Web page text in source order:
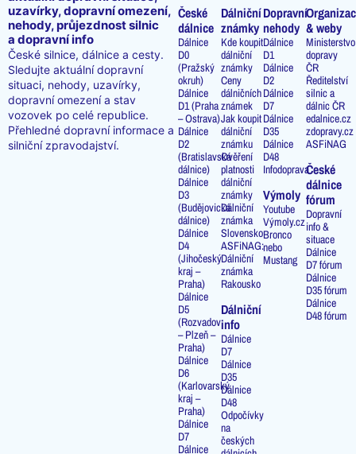
uzavírky, dopravní omezení,
nehody, průjezdnost silnic
a dopravní info
České silnice, dálnice a cesty.
Sledujte aktuální dopravní
situaci, nehody, uzavírky,
dopravní omezení a stav
vozovek po celé republice.
Přehledné dopravní informace a
silniční zpravodajství.
České
dálnice
Dálnice
D0
(Pražský
okruh)
Dálnice
D1 (Praha
– Ostrava)
Dálnice
D2
(Bratislavská
dálnice)
Dálnice
D3
(Budějovická
dálnice)
Dálnice
D4
(Jihočeský
kraj –
Praha)
Dálnice
D5
(Rozvadov
– Plzeň –
Praha)
Dálnice
D6
(Karlovarský
kraj –
Praha)
Dálnice
D7
Dálnice
Dálniční
známky
Kde koupit
dálniční
známky
Ceny
dálničních
známek
Jak koupit
dálniční
známku
Ověření
platnosti
dálniční
známky
Dálniční
známka
Slovensko
ASFiNAG:
Dálniční
známka
Rakousko
Dálniční
info
Dálnice
D7
Dálnice
D35
Dálnice
D48
Odpočívky
na
českých
Dopravní
nehody
Dálnice
D1
Dálnice
D2
Dálnice
D7
Dálnice
D35
Dálnice
D48
Infodoprava
Výmoly
Youtube
Výmoly.cz
Bronco
nebo
Mustang
& weby
Ministerstvo
dopravy
ČR
Ředitelství
silnic a
dálnic ČR
edalnice.cz
zdopravy.cz
ASFiNAG
České
dálnice
fórum
Dopravní
info &
situace
Dálnice
D7 fórum
Dálnice
D35 fórum
Dálnice
D48 fórum